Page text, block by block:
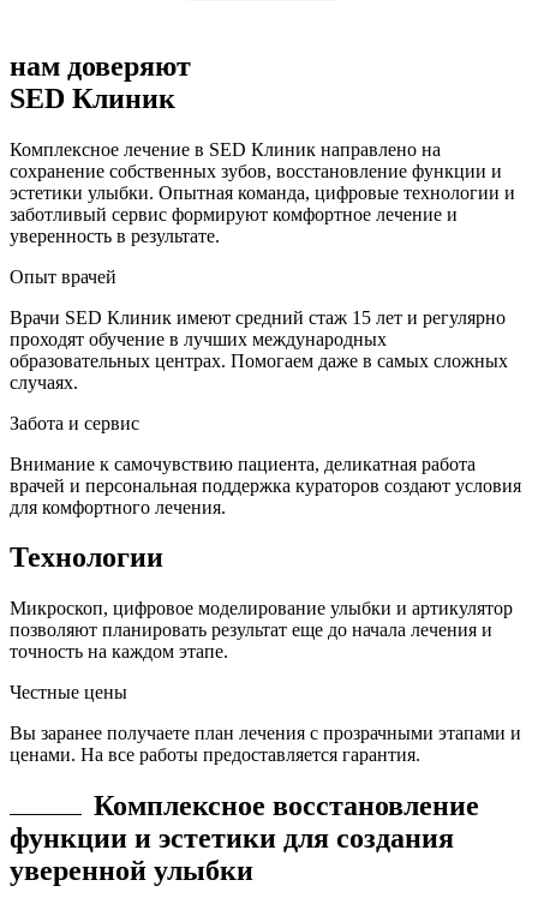
нам доверяют
SED Клиник
Комплексное лечение в SED Клиник направлено на
сохранение собственных зубов, восстановление функции и
эстетики улыбки. Опытная команда, цифровые технологии и
заботливый сервис формируют комфортное лечение и
уверенность в результате.
Опыт врачей
Врачи SED Клиник имеют средний стаж 15 лет и регулярно
проходят обучение в лучших международных
образовательных центрах. Помогаем даже в самых сложных
случаях.
Забота и сервис
Внимание к самочувствию пациента, деликатная работа
врачей и персональная поддержка кураторов создают условия
для комфортного лечения.
Технологии
Микроскоп, цифровое моделирование улыбки и артикулятор
позволяют планировать результат еще до начала лечения и
точность на каждом этапе.
Честные цены
Вы заранее получаете план лечения с прозрачными этапами и
ценами. На все работы предоставляется гарантия.
Комплексное восстановление
функции и эстетики для создания
уверенной улыбки